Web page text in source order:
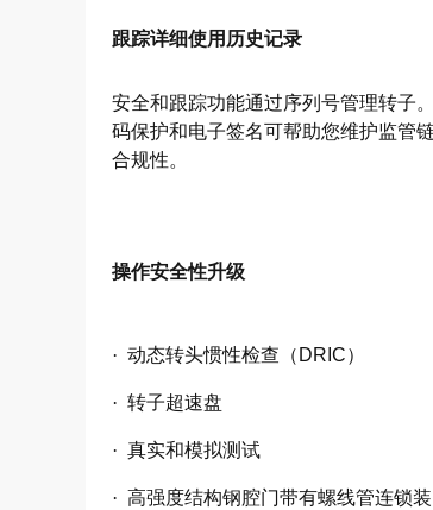
跟踪详细使用历史记录
安全和跟踪功能通过序列号管理转子
码保护和电子签名可帮助您维护监管
合规性。
操作安全性升级
· 动态转头惯性检查（ DRIC）
· 转子超速盘
· 真实和模拟测试
· 高强度结构钢腔门带有螺线管连锁装